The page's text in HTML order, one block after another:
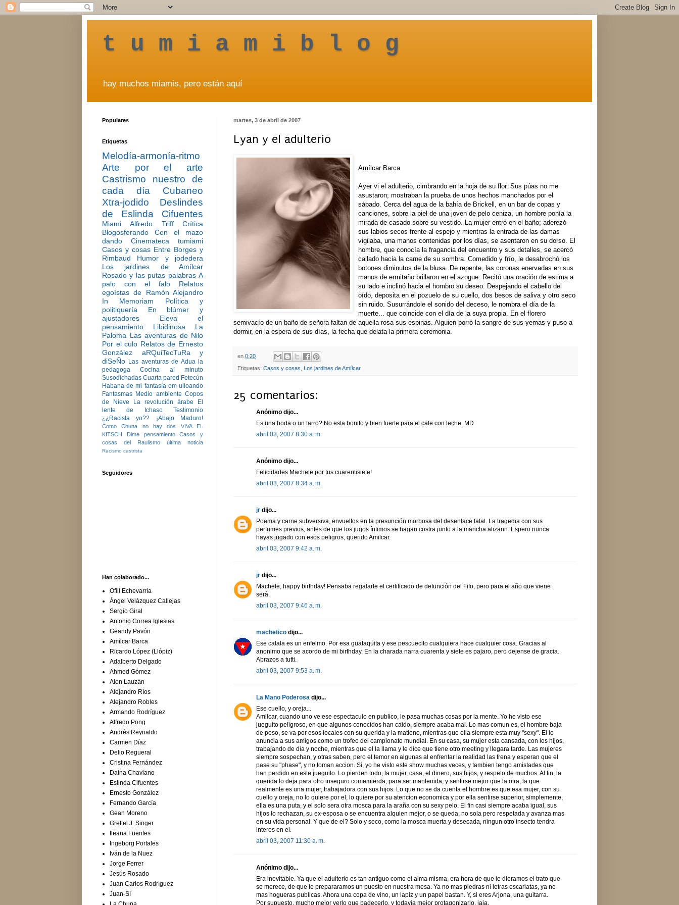
t u m i a m i b l o g
hay muchos miamis, pero están aquí
martes, 3 de abril de 2007
Lyan y el adulterio
Amílcar Barca
Ayer vi el adulterio, cimbrando en la hoja de su flor. Sus púas no me
asustaron; mostraban la prueba de unos hechos manchados por el
sábado. Cerca del agua de la bahía de Brickell, en un bar de copas y
canciones, sobre la piel de una joven de pelo ceniza, un hombre ponía la
mirada de casado sobre su vestido. La mujer entró en el baño; aderezó
sus labios secos frente al espejo y mientras la entrada de las damas
vigilaba, una manos contenidas por los días, se asentaron en su dorso. El
hombre, que conocía la fragancia del encuentro y sus detalles, se acercó
callado hacia la carne de su sombra. Comedido y frío, le desabrochó los
botones diminutos de la blusa. De repente, las coronas enervadas en sus
manos de ermitaño brillaron en el azogue. Recitó una oración de estima a
su lado e inclinó hacia el hombro su deseo. Despejando el cabello del
oído, deposita en el pozuelo de su cuello, dos besos de saliva y otro seco
sin ruido. Susurrándole el sonido del deceso, le nombra el día de la
muerte... que coincide con el día de la suya propia. En el florero
semivacío de un baño de señora faltan de aquella rosa sus espinas. Alguien borró la sangre de sus yemas y puso a
dormir, en la espera de sus días, la fecha que delata la primera ceremonia.
en 0:20
Etiquetas: Casos y cosas Los jardines de Amílcar
25 comentarios:
Anónimo dijo...
Es una boda o un tarro? No esta bonito y bien fuerte para el cafe con leche. MD
abril 03, 2007 8:30 a. m.
Anónimo dijo...
Felicidades Machete por tus cuarentisiete!
abril 03, 2007 8:34 a. m.
jr dijo...
Poema y carne subversiva, envueltos en la presunción morbosa del desenlace fatal. La tragedia con sus
perfumes previos, antes de que los jugos íntimos se hagan costra junto a la mancha alizarin. Espero nunca
hayas jugado con esos peligros, querido Amilcar.
abril 03, 2007 9:42 a. m.
jr dijo...
Machete, happy birthday! Pensaba regalarte el certificado de defunción del Fifo, pero para el año que viene
será.
abril 03, 2007 9:46 a. m.
machetico dijo...
Ese catala es un enfelmo. Por esa guataquita y ese pescuecito cualquiera hace cualquier cosa. Gracias al
anonimo que se acordo de mi birthday. En la charada narra cuarenta y siete es pajaro, pero dejense de gracia.
Abrazos a tutti.
abril 03, 2007 9:53 a. m.
La Mano Poderosa dijo...
Ese cuello, y oreja...
Amilcar, cuando uno ve ese espectaculo en publico, le pasa muchas cosas por la mente. Yo he visto ese
jueguito peligroso, en que algunos conocidos han caido, siempre acaba mal. Lo mas comun es, el hombre baja
de peso, se va por esos locales con su querida y la matiene, mientras que ella siempre esta muy "sexy". El lo
anuncia a sus amigos como un trofeo del campionato mundial. En su casa, su mujer esta cansada, con los hijos,
trabajando de dia y noche, mientras que el la llama y le dice que tiene otro meeting y llegara tarde. Las mujeres
siempre sospechan, y otras saben, pero el temor en algunas al enfrentar la realidad las frena y esperan que el
pase su "phase", y no toman accion. Si, yo he visto este show muchas veces, y tambien tengo amistades que
han perdido en este jueguito. Lo pierden todo, la mujer, casa, el dinero, sus hijos, y respeto de muchos. Al fin, la
querida lo deja para otro inseguro comemierda, para ser mantenida, y sentirse mejor que la otra, la que
realmente es una mujer, trabajadora con sus hijos. Lo que no se da cuenta el hombre es que esa mujer, con su
cuello y oreja, no lo quiere por el, lo quiere por su atencion economica y por ella sentirse superior, simplemente,
ella es una puta, y el solo sera otra mosca para la araña con su sexy pelo. El fin casi siempre acaba igual, sus
hijos lo rechazan, su ex-esposa o se encuentra alquien mejor, o se queda, no sola pero respetada y avanza mas
en su vida personal. Y que de el? Solo y seco, como la mosca muerta y desecada, ningun otro insecto tendra
interes en el.
abril 03, 2007 11:30 a. m.
Anónimo dijo...
Era inevitable. Ya que el adulterio es tan antiguo como el alma misma, era hora de que le dieramos el trato que
se merece, de que le prepararamos un puesto en nuestra mesa. Ya no mas piedras ni letras escarlatas, ya no
mas hogueras publicas. Ahora una copa de vino, un lapiz y un papel bastan. Y, si eres Arjona, una guitarra.
Por supuesto, mucho mejor verlo que padecerlo, y todavia mejor protagonizarlo, jaja.
Populares
Etiquetas
Melodía-armonía-ritmo
Arte por el arte
Castrismo nuestro de
cada día
Cubaneo
Xtra-jodido
Deslindes
de Eslinda Cifuentes
Miami Alfredo Triff
Crítica
Blogosferando
Con el mazo
dando
Cinemateca tumiami
Casos y cosas Entre Borges y
Rimbaud
Humor y jodedera
Los jardines de Amílcar
Rosado y las putas palabras A
palo con el falo
Relatos
egoístas de Ramón Alejandro
In Memoriam
Política y
politiquería
En blúmer y
ajustadores
Eleva el
pensamiento
Libidinosa
La
Paloma Las aventuras de Nilo
Por el culo Relatos de Ernesto
González
aRQuiTecTuRa y
diSeÑo Las aventuras de Adua la
pedagoga
Cocina al minuto
Susodichadas Cuarta pared Fetecún
Habana de mi fantasía om ulloando
Fantasmas Medio ambiente Copos
de Nieve
La revolución árabe
El
lente de Ichaso
Testimonio
¿¿Racista yo??
¡Abajo Maduro!
Como Chuna no hay dos
VIVA EL
KITSCH
Dime pensamiento
Casos y
cosas del Raulismo
última noticia
Racismo castrista
Seguidores
Han colaborado...
Ofill Echevarría
Ángel Velázquez Callejas
Sergio Giral
Antonio Correa Iglesias
Geandy Pavón
Amílcar Barca
Ricardo López (Llópiz)
Adalberto Delgado
Ahmed Gómez
Alen Lauzán
Alejandro Ríos
Alejandro Robles
Armando Rodríguez
Alfredo Pong
Andrés Reynaldo
Carmen Díaz
Delio Regueral
Cristina Fernández
Daína Chaviano
Eslinda Cifuentes
Ernesto González
Fernando García
Gean Moreno
Grettel J. Singer
Ileana Fuentes
Ingeborg Portales
Iván de la Nuez
Jorge Ferrer
Jesús Rosado
Juan Carlos Rodríguez
Juan-Sí